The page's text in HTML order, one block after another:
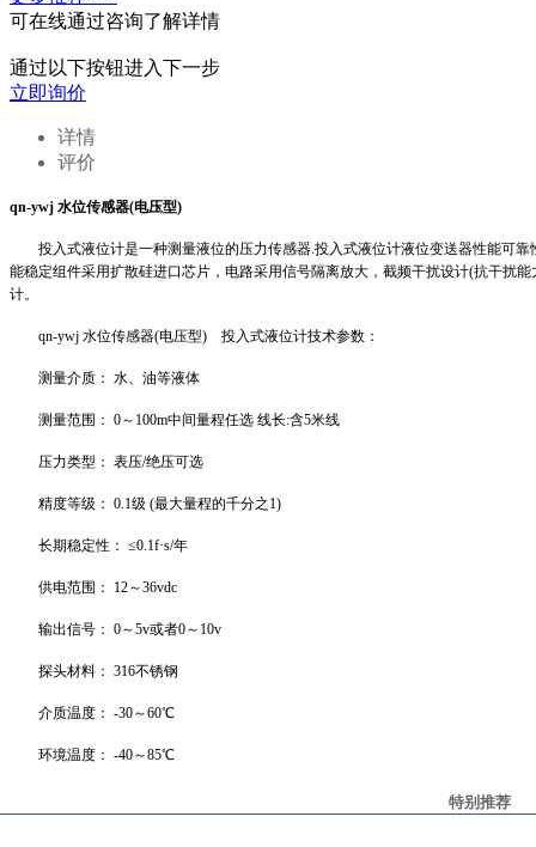
可在线通过咨询了解详情
通过以下按钮进入下一步
立即询价
详情
评价
qn-ywj 水位传感器(电压型)
投入式液位计是一种测量液位的压力传感器.投入式液位计液位变送器性能可
能稳定组件采用扩散硅进口芯片，电路采用信号隔离放大，截频干扰设计(抗干扰
计。
qn-ywj 水位传感器(电压型) 投入式液位计技术参数：
测量介质： 水、油等液体
测量范围： 0～100m中间量程任选 线长:含5米线
压力类型： 表压/绝压可选
精度等级： 0.1级 (最大量程的千分之1)
长期稳定性： ≤0.1f·s/年
供电范围： 12～36vdc
输出信号： 0～5v或者0～10v
探头材料： 316不锈钢
介质温度： -30～60℃
环境温度： -40～85℃
特别推荐